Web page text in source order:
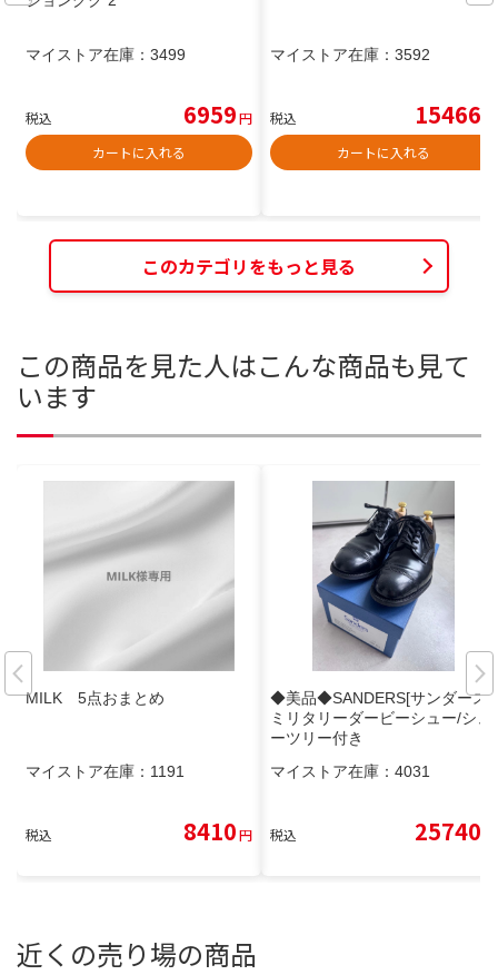
マイストア在庫： 3499
税込 6959円
カートに入れる
マイストア在庫： 3592
税込 15466
カートに入れる
このカテゴリをもっと見る
この商品を見た人はこんな商品も見て
います
MILK 5点おまとめ
マイストア在庫： 1191
税込 8410円
◆美品◆SANDERS[サンダース]/
ミリタリーダービーシュー/シュ
ーツリー付き
マイストア在庫： 4031
税込 25740
近くの売り場の商品